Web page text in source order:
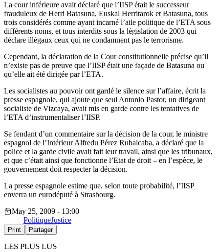
La cour inférieure avait déclaré que l’IISP était le successeur
frauduleux de Herri Batasuna, Euskal Herritarok et Batasuna, tous
trois considérés comme ayant incarné l’aile politique de l’ETA sous
différents noms, et tous interdits sous la législation de 2003 qui
déclare illégaux ceux qui ne condamnent pas le terrorisme.
Cependant, la déclaration de la Cour constitutionnelle précise qu’il
n’existe pas de preuve que l’IISP était une façade de Batasuna ou
qu’elle ait été dirigée par l’ETA.
Les socialistes au pouvoir ont gardé le silence sur l’affaire, écrit la
presse espagnole, qui ajoute que seul Antonio Pastor, un dirigeant
socialiste de Vizcaya, avait mis en garde contre les tentatives de
l’ETA d’instrumentaliser l’IISP.
Se fendant d’un commentaire sur la décision de la cour, le ministre
espagnol de l’Intérieur Alfredu Pérez Rubalcaba, a déclaré que la
police et la garde civile avait fait leur travail, ainsi que les tribunaux,
et que c’était ainsi que fonctionne l’Etat de droit – en l’espèce, le
gouvernement doit respecter la décision.
La presse espagnole estime que, selon toute probabilité, l’IISP
enverra un eurodéputé à Strasbourg.
May 25, 2009 - 13:00
PolitiqueJustice
Print Partager
LES PLUS LUS